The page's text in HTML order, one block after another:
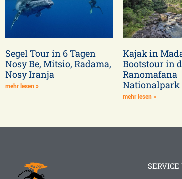
Segel Tour in 6 Tagen
Nosy Be, Mitsio, Radama,
Nosy Iranja
mehr lesen »
Kajak in
Bootstour in
Ranomafana
Nationalpark
mehr lesen »